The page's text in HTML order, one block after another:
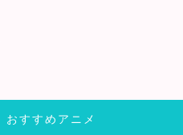
おすすめアニメ